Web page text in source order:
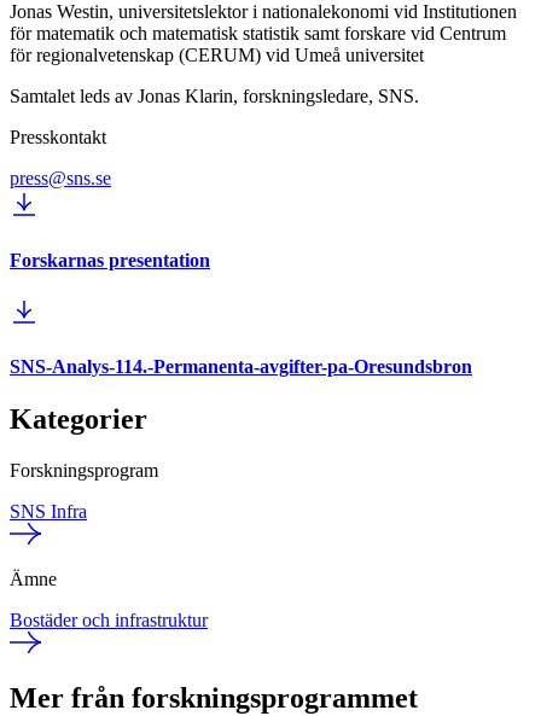
Jonas Westin, universitetslektor i nationalekonomi vid Institutionen
för matematik och matematisk statistik samt forskare vid Centrum
för regionalvetenskap (CERUM) vid Umeå universitet
Samtalet leds av Jonas Klarin, forskningsledare, SNS.
Presskontakt
press@sns.se
Forskarnas presentation
SNS-Analys-114.-Permanenta-avgifter-pa-Oresundsbron
Kategorier
Forskningsprogram
SNS Infra
Ämne
Bostäder och infrastruktur
Mer från forskningsprogrammet